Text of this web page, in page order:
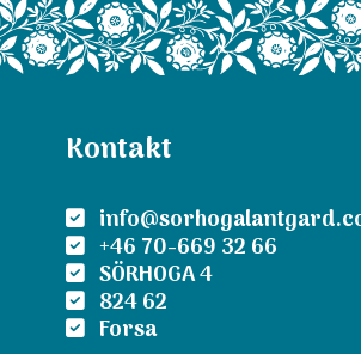
Kontakt
+46 70-669 32 66
SÖRHOGA 4
824 62
Forsa